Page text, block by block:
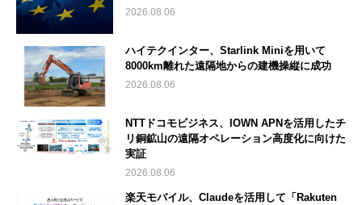
2026.08.06
ハイテクインター、Starlink Miniを用いて
8000km離れた遠隔地からの建機操縦に成功
2026.08.06
NTTドコモビジネス、IOWN APNを活用したチ
リ銅鉱山の遠隔オペレーション高度化に向けた
実証
2026.08.06
楽天モバイル、Claudeを活用して「Rakuten